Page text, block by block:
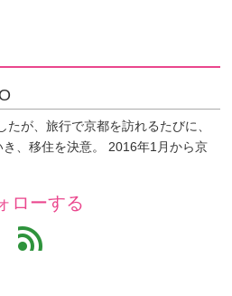
が、旅行で京都を訪れるたびに、
、移住を決意。 2016年1月から京
ローする
feed